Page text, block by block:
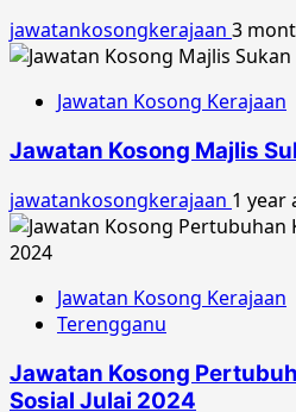
jawatankosongkerajaan 3
Jawatan Kosong Kerajaan
Jawatan Kosong Majlis
jawatankosongkerajaan 1 year
Jawatan Kosong Kerajaan
Terengganu
Jawatan Kosong
Sosial Julai 2024